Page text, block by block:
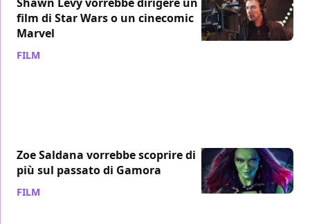
film di Star Wars o un cinecomic
Marvel
FILM
Zoe Saldana vorrebbe scoprire di
più sul passato di Gamora
FILM